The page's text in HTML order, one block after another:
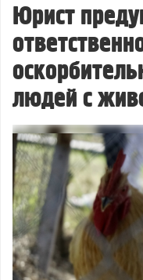
Юрист
людей с